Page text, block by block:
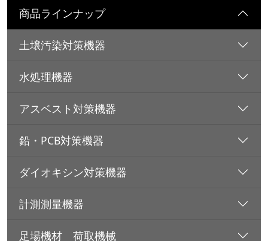
商品ラインナップ
土壌汚染対策機器
水処理機器
アスベスト対策機器
鉛・PCB対策機器
ダイオキシン対策機器
計測測量機器
足場機材 荷取機械